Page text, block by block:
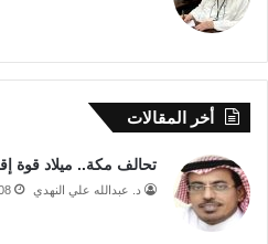
أخر المقالات
تحالف مكة.. ميلاد قوة
د. عبدالله علي النهدي